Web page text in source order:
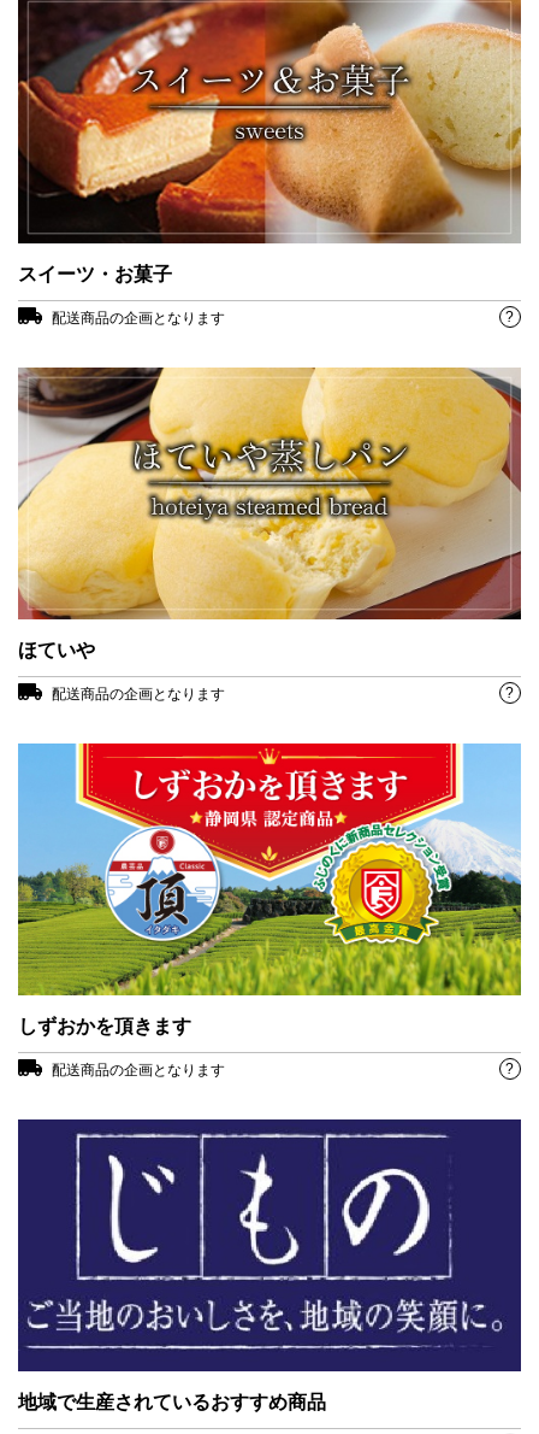
スイーツ・お菓子
配送商品の企画となります ?
ほていや
配送商品の企画となります ?
しずおかを頂きます
配送商品の企画となります ?
地域で生産されているおすすめ商品